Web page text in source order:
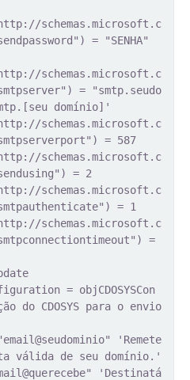
schemas.microsoft.c
= "SENHA"
schemas.microsoft.c
= "smtp.seudo
domínio]'
schemas.microsoft.c
= 587
schemas.microsoft.c
= 2
schemas.microsoft.c
= 1
schemas.microsoft.c
=
= objCDOSYSCon
do CDOSYS para o envio
'Remete
válida de seu domínio.'
'Destinatá